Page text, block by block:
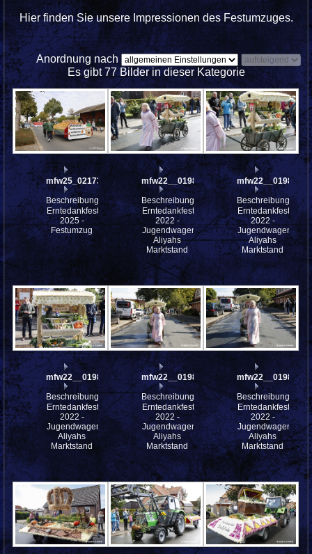
Hier finden Sie unsere Impressionen des Festumzuges.
Anordnung nach
Es gibt 77 Bilder in dieser Kategorie
mfw25_0217328
Beschreibung:
Erntedankfest
2025 -
Festumzug
mfw22__0198383
Beschreibung:
Erntedankfest
2022 -
Jugendwagen
Aliyahs
Marktstand
mfw22__0198382
Beschreibung:
Erntedankfest
2022 -
Jugendwagen
Aliyahs
Marktstand
mfw22__0198381
Beschreibung:
Erntedankfest
2022 -
Jugendwagen
Aliyahs
Marktstand
mfw22__0198313
Beschreibung:
Erntedankfest
2022 -
Jugendwagen
Aliyahs
Marktstand
mfw22__0198312
Beschreibung:
Erntedankfest
2022 -
Jugendwagen
Aliyahs
Marktstand